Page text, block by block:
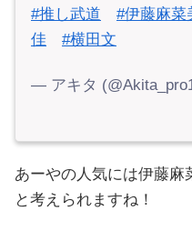
#推し武道
#伊藤麻菜
佳
#横田文
— アキタ
あーやの人気には伊藤麻
と考えられますね！